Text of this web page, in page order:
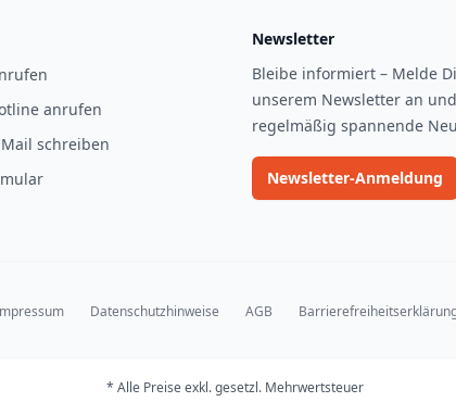
anrufen
schreiben
Newsletter
Bleibe informiert – Melde
unserem Newsletter an
regelmäßig spannende
Newsletter-Anmeldung
Datenschutzhinweise AGB
* Alle Preise exkl. gesetzl. Mehrwertsteuer